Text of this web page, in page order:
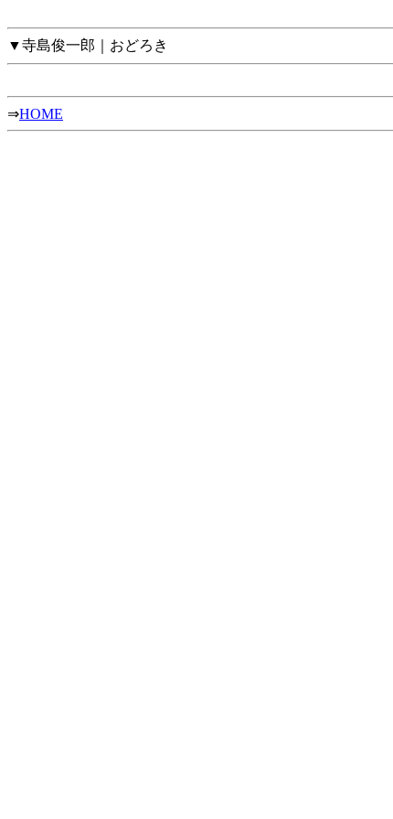
▼寺島俊一郎｜おどろき
⇒HOME